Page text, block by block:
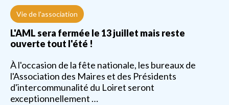
Vie de l'association
L'AML sera fermée le 13 juillet mais reste
ouverte tout l'été !
À l'occasion de la fête nationale, les bureaux de
l'Association des Maires et des Présidents
d'intercommunalité du Loiret seront
exceptionnellement …